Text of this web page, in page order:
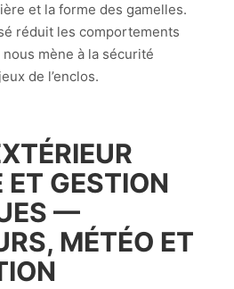
et la forme des gamelles.
réduit les comportements
mène à la sécurité
de l’enclos.
ET GESTION
—
MÉTÉO ET